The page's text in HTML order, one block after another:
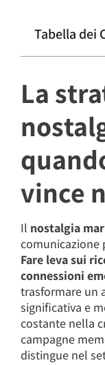
Tabella dei
La
vince
Il nostalgia
comunicazione
Fare leva sui
connessioni
trasformare un
significativa e
costante nella
campagne
distingue nel